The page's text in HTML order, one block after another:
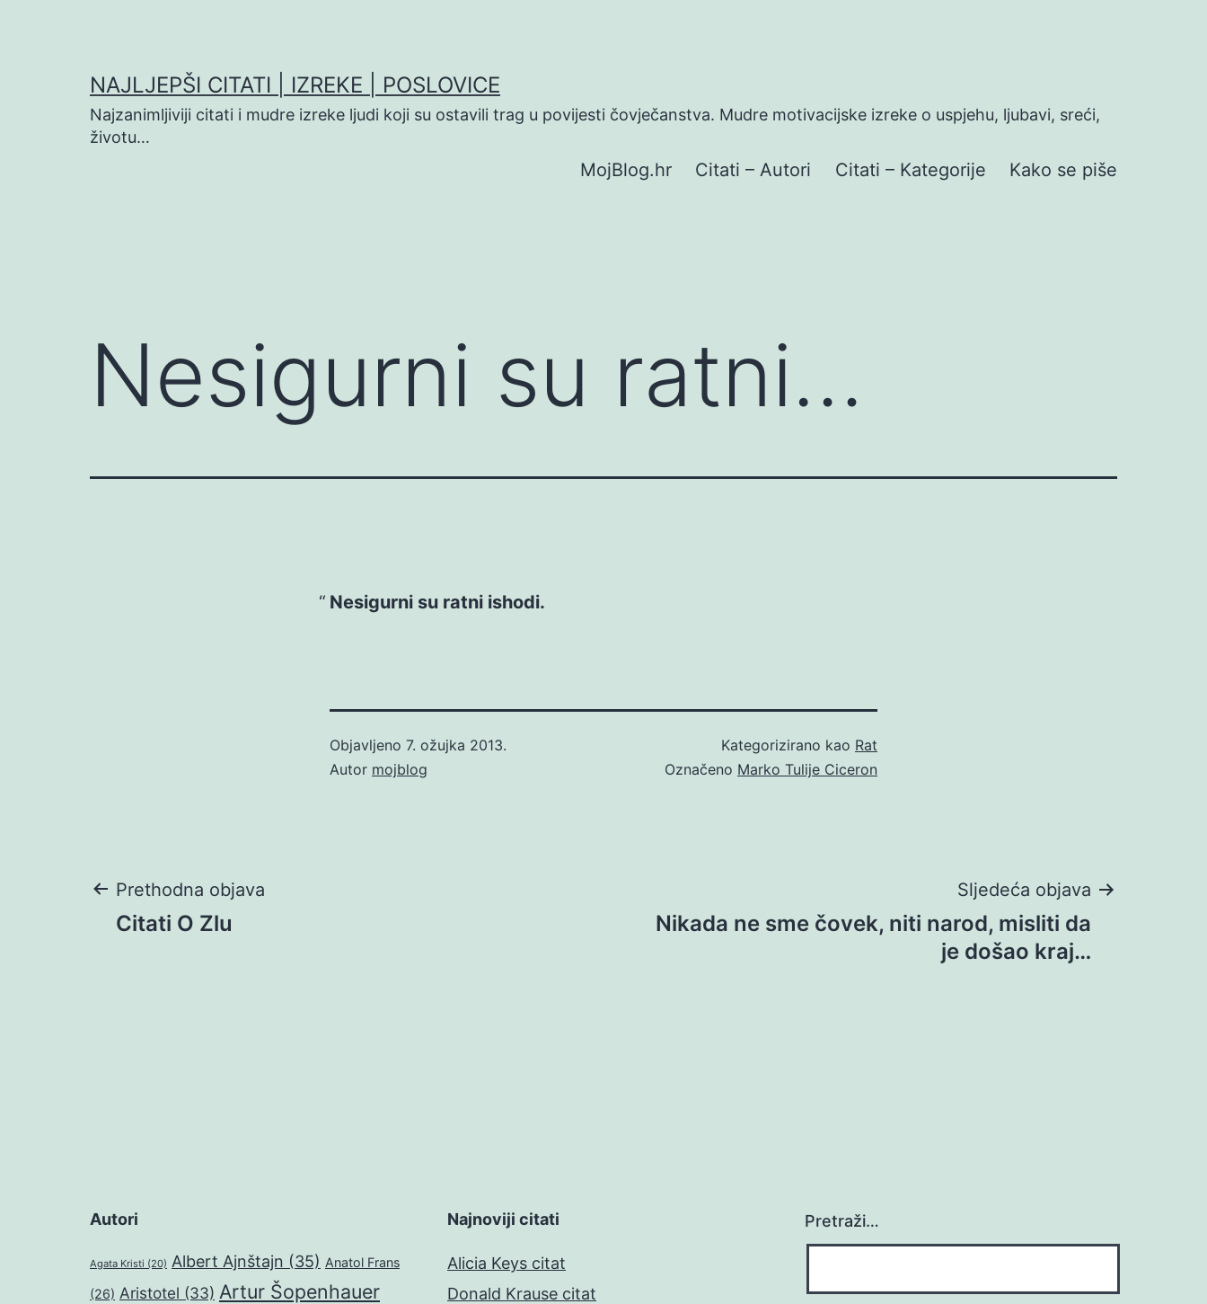
NAJLJEPŠI CITATI | IZREKE | POSLOVICE
Najzanimljiviji citati i mudre izreke ljudi koji su ostavili trag u povijesti čovječanstva. Mudre motivacijske izreke o uspjehu, ljubavi, sreći,
životu…
MojBlog.hr Citati – Autori Citati – Kategorije Kako se piše
Nesigurni su ratni…
Nesigurni su ratni ishodi.
Objavljeno 7. ožujka 2013.
Autor mojblog
Kategorizirano kao Rat
Označeno Marko Tulije Ciceron
Navigacija
Prethodna objava
Citati O Zlu
Sljedeća objava
Nikada ne sme čovek, niti narod, misliti da
je došao kraj…
Autori
Agata Kristi (20) Albert Ajnštajn (35) Anatol Frans
(26) Aristotel (33) Artur Šopenhauer
Najnoviji citati
Alicia Keys citat
Donald Krause citat
Pretraži…